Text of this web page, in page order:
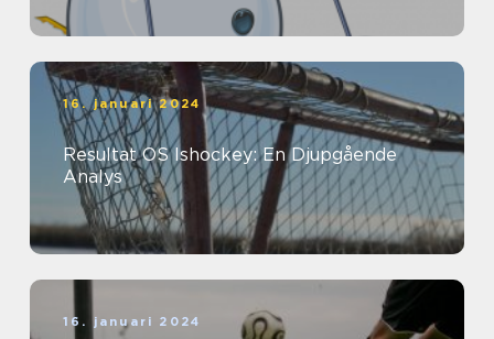
16. januari 2024
Resultat OS Ishockey: En Djupgående
Analys
16. januari 2024